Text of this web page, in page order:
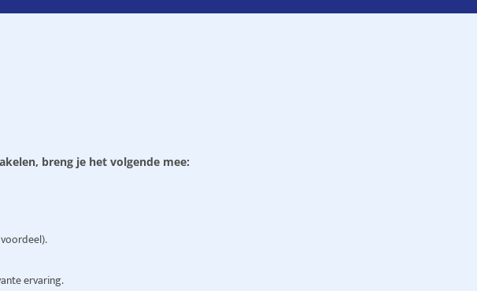
breng je het volgende mee:
ervaring.